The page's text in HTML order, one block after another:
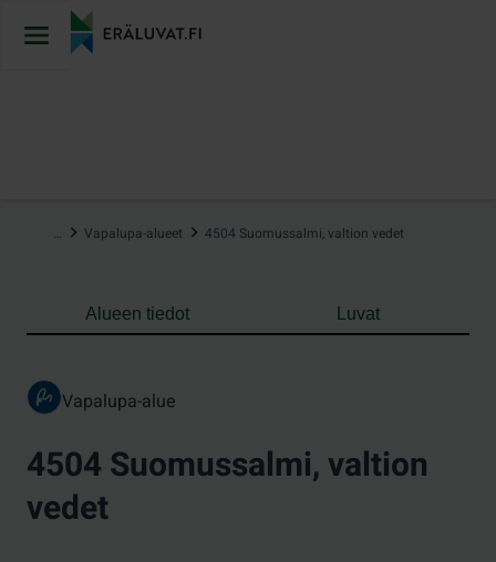
sisältöön
… Vapalupa-alueet 4504 Suomussalmi, valtion vedet
Alueen tiedot Luvat
Vapalupa-alue
4504 Suomussalmi, valtion
vedet